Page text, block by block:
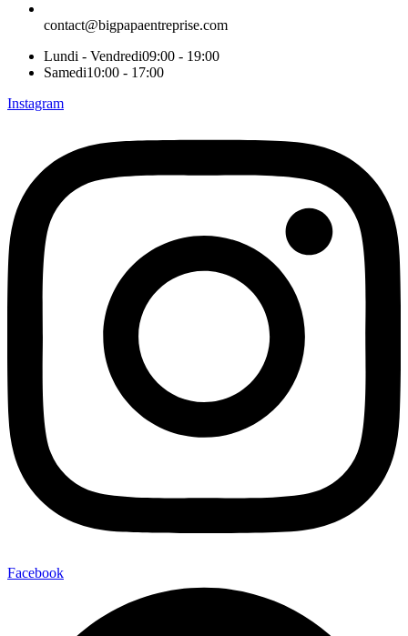
contact@bigpapaentreprise.com
Lundi - Vendredi09:00 - 19:00
Samedi10:00 - 17:00
Instagram
Facebook